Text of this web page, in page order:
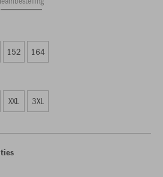
152 164
XXL 3XL